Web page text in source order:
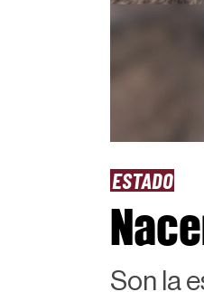
ESTADO
Son la